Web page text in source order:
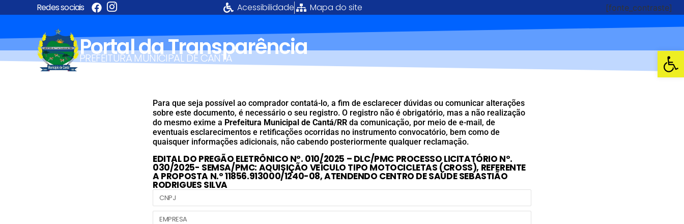
Abrir
Redes sociais Acessibilidade Mapa do site [fonte_contraste]
Portal da Transparência
PREFEITURA MUNICIPAL DE CANTÁ
Para que seja possível ao comprador contatá-lo, a fim de esclarecer dúvidas ou comunicar alterações
sobre este documento, é necessário o seu registro. O registro não é obrigatório, mas a não realização
do mesmo exime a Prefeitura Municipal de Cantá/RR da comunicação, por meio de e-mail, de
eventuais esclarecimentos e retificações ocorridas no instrumento convocatório, bem como de
quaisquer informações adicionais, não cabendo posteriormente qualquer reclamação.
EDITAL DO PREGÃO ELETRÔNICO Nº. 010/2025 – DLC/PMC PROCESSO LICITATÓRIO Nº.
030/2025- SEMSA/PMC: AQUISIÇÃO VEÍCULO TIPO MOTOCICLETAS (CROSS), REFERENTE
A PROPOSTA N.º 11856.913000/1240-08, ATENDENDO CENTRO DE SAÚDE SEBASTIÃO
RODRIGUES SILVA